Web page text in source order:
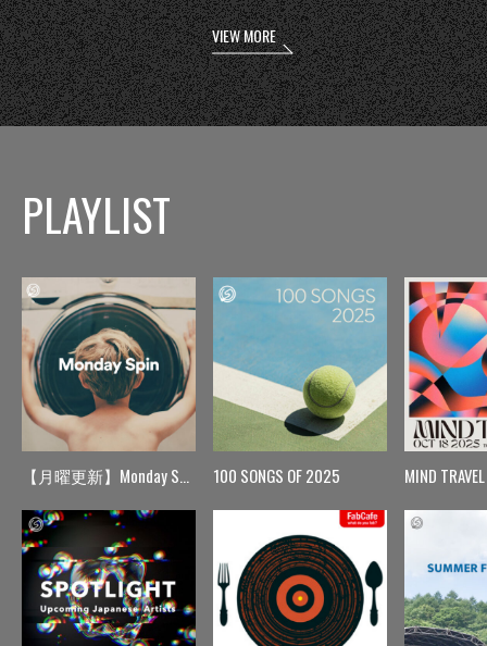
VIEW MORE
PLAYLIST
【月曜更新】Monday Spin 100 SONGS OF 2025 MIND TRAVEL